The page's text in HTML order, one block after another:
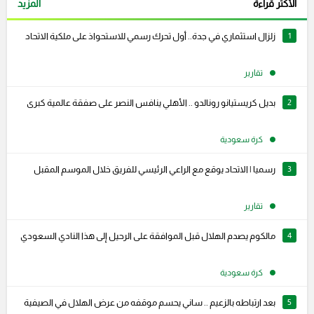
الأكثر قراءة المزيد
1 زلزال استثماري في جدة.. أول تحرك رسمي للاستحواذ على ملكية الاتحاد
تقارير
2 بديل كريستيانو رونالدو .. الأهلي ينافس النصر على صفقة عالمية كبرى
كرة سعودية
3 رسميا | الاتحاد يوقع مع الراعي الرئيسي للفريق خلال الموسم المقبل
تقارير
4 مالكوم يصدم الهلال قبل الموافقة على الرحيل إلى هذا النادي السعودي
كرة سعودية
5 بعد ارتباطه بالزعيم .. ساني يحسم موقفه من عرض الهلال في الصيفية